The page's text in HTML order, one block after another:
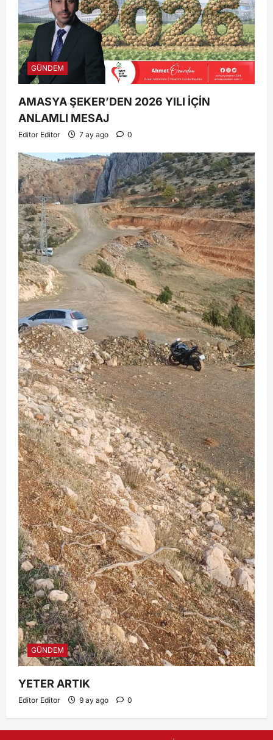
GÜNDEM
AMASYA ŞEKER’DEN 2026 YILI İÇİN
ANLAMLI MESAJ
Editor Editor 7 ay ago 0
GÜNDEM
YETER ARTIK
Editor Editor 9 ay ago 0